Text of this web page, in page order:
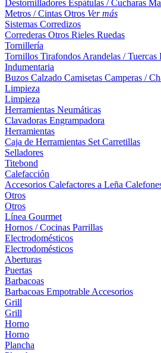
Destornilladores Espátulas / Cucharas
Metros / Cintas Otros Ver más
Sistemas Corredizos
Correderas Otros Rieles Ruedas
Tornillería
Tornillos Tirafondos Arandelas / Tuercas
Indumentaria
Buzos Calzado Camisetas Camperas /
Limpieza
Limpieza
Herramientas Neumáticas
Clavadoras Engrampadora
Herramientas
Caja de Herramientas Set Carretillas
Selladores
Titebond
Calefacción
Accesorios Calefactores a Leña
Otros
Otros
Línea Gourmet
Hornos / Cocinas Parrillas
Electrodomésticos
Electrodomésticos
Aberturas
Puertas
Barbacoas
Barbacoas Empotrable Accesorios
Grill
Grill
Horno
Horno
Plancha